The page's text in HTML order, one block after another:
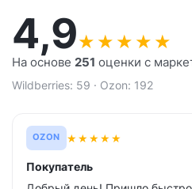
4,9★ ★ ★ ★ ★
На основе 251 оценки с
Wildberries: 59 · Ozon: 192
OZON ★★★★★
Покупатель